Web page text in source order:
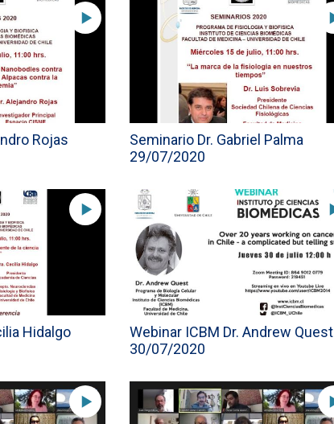
Rojas
Seminario Dr. Gabriel Palma
29/07/2020
Hidalgo
Webinar ICBM Dr. Andrew Quest
30/07/2020